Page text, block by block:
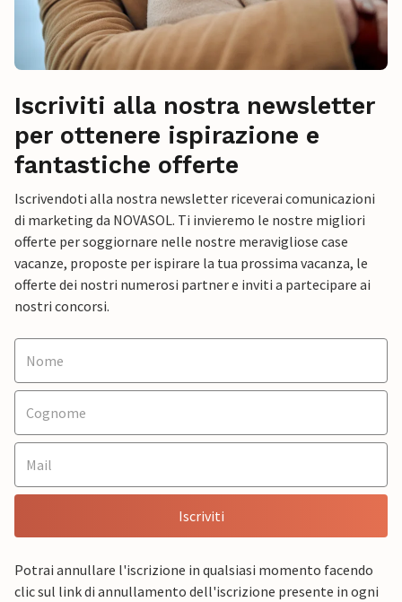
Iscriviti alla nostra newsletter
per ottenere ispirazione e
fantastiche offerte
Iscrivendoti alla nostra newsletter riceverai comunicazioni
di marketing da NOVASOL. Ti invieremo le nostre migliori
offerte per soggiornare nelle nostre meravigliose case
vacanze, proposte per ispirare la tua prossima vacanza, le
offerte dei nostri numerosi partner e inviti a partecipare ai
nostri concorsi.
Iscriviti
Potrai annullare l'iscrizione in qualsiasi momento facendo
clic sul link di annullamento dell'iscrizione presente in ogni